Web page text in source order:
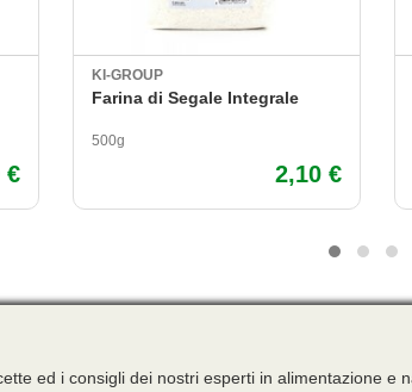
€
KI-GROUP
Farina di Segale Integrale
500g
2,10 €
ed i consigli dei nostri esperti in alimentazione e